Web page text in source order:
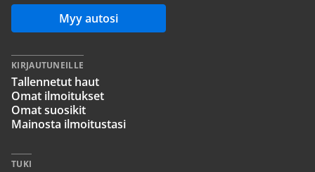
Myy autosi
KIRJAUTUNEILLE
Tallennetut haut
Omat ilmoitukset
Omat suosikit
Mainosta ilmoitustasi
TUKI